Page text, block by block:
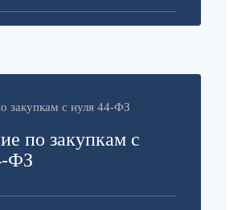
закупкам с нуля 44-ФЗ
по закупкам с
ФЗ